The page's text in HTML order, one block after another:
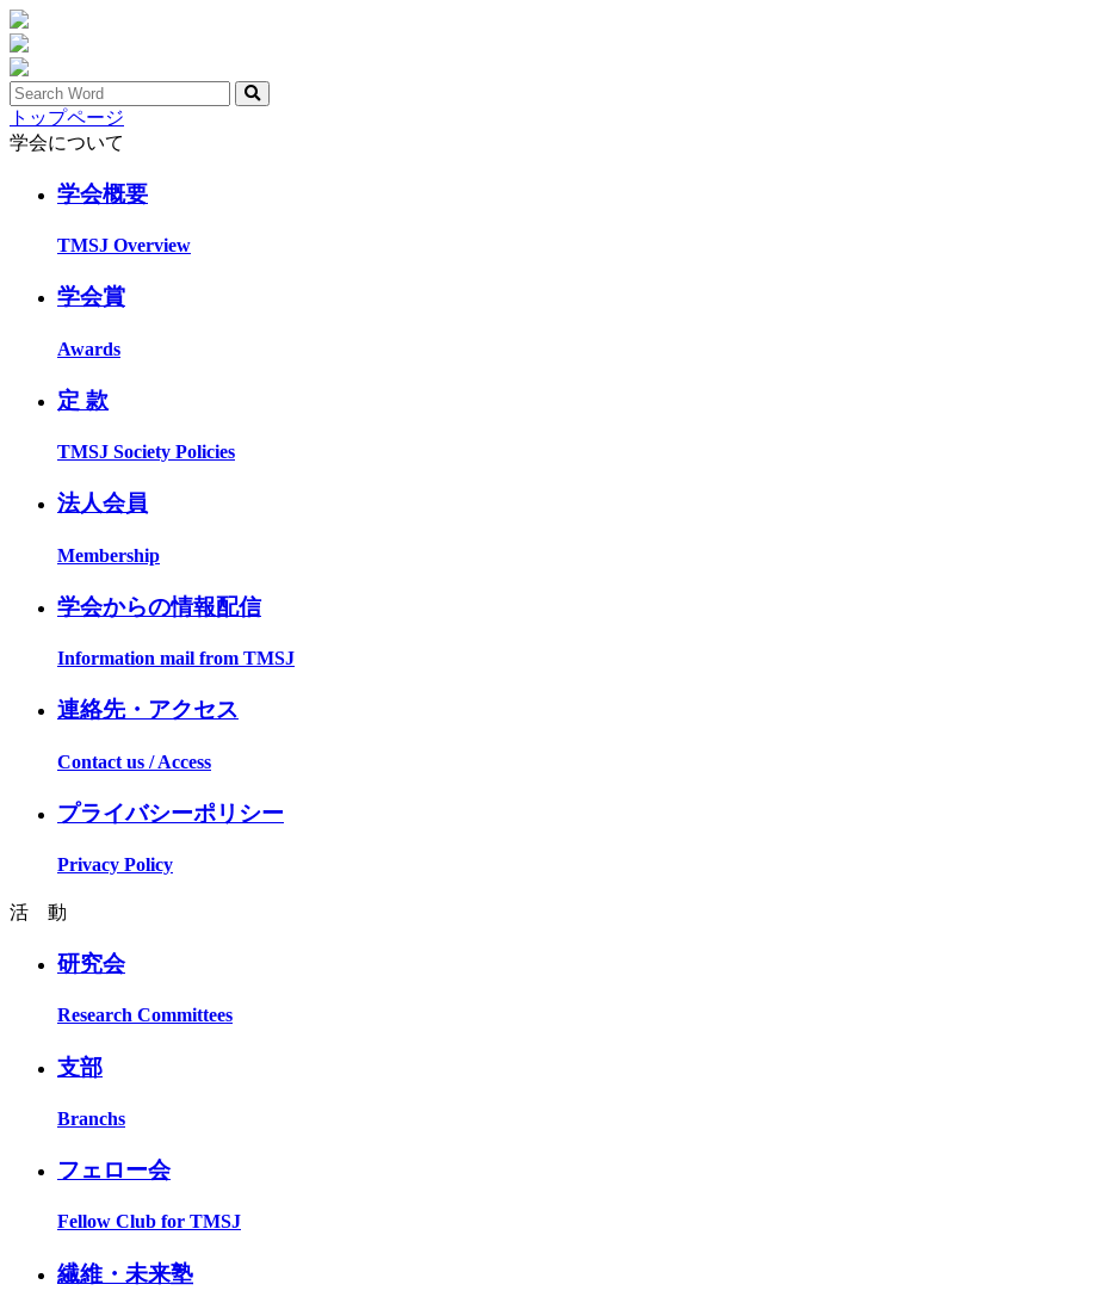
トップページ
学会について
学会概要
TMSJ Overview
学会賞
Awards
定 款
TMSJ Society Policies
法人会員
Membership
学会からの情報配信
Information mail from TMSJ
連絡先・アクセス
Contact us / Access
プライバシーポリシー
Privacy Policy
活 動
研究会
Research Committees
支部
Branchs
フェロー会
Fellow Club for TMSJ
繊維・未来塾